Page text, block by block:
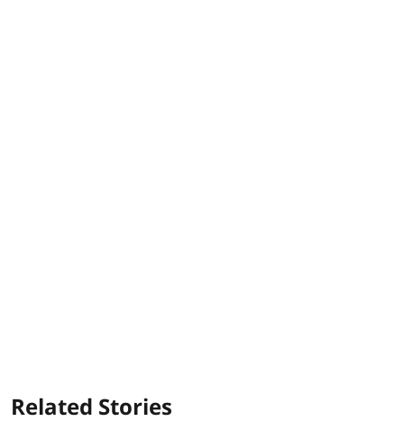
Related Stories